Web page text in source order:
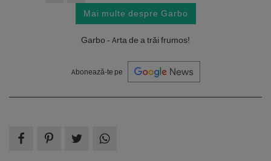
Mai multe despre Garbo
Garbo - Arta de a trăi frumos!
Abonează-te pe